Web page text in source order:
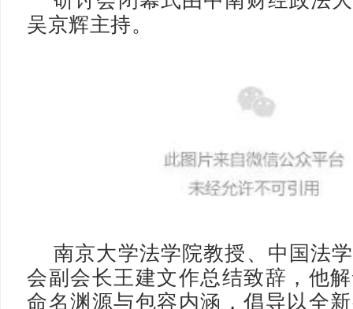
吴京辉主持。
南京大学法学院教授、中国法
会副会长王建文作总结致辞，他
命名渊源与包容内涵，倡导以全